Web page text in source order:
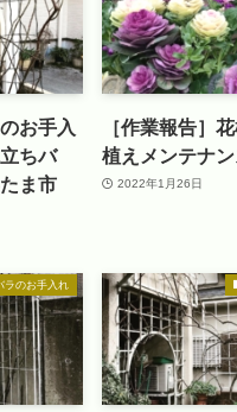
お手入
ちバ
ま市
［作業報告］
植えメンテナ
2022年1月26日
ラのお手入れ